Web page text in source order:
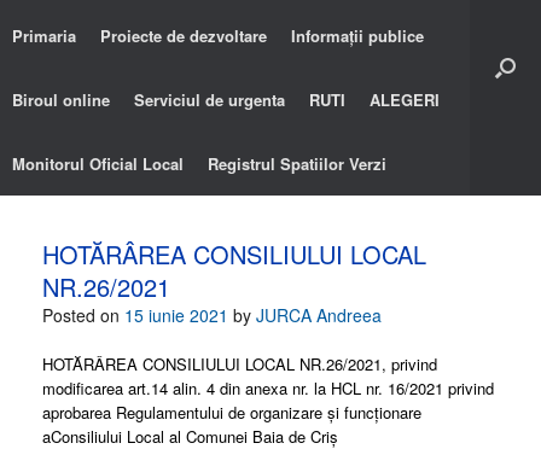
Primaria Proiecte de dezvoltare Informații publice
Biroul online Serviciul de urgenta RUTI ALEGERI
Monitorul Oficial Local Registrul Spatiilor Verzi
HOTĂRÂREA CONSILIULUI LOCAL
NR.26/2021
Posted on 15 iunie 2021 by JURCA Andreea
HOTĂRÂREA CONSILIULUI LOCAL NR.26/2021, privind
modificarea art.14 alin. 4 din anexa nr. la HCL nr. 16/2021 privind
aprobarea Regulamentului de organizare și funcționare
aConsiliului Local al Comunei Baia de Criș